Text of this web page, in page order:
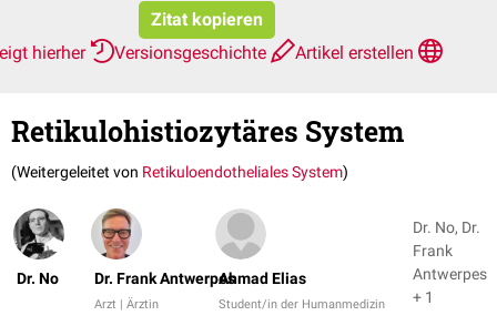
Zitat kopieren
hierher
Versionsgeschichte Artikel erstellen
Retikulohistiozytäres System
(Weitergeleitet von Retikuloendotheliales System)
Dr. No Dr. Frank Antwerpes
Arzt | Ärztin
Ahmad Elias
Student/in der Humanmedizin
Dr. No, Dr.
Frank
Antwerpes
+ 1